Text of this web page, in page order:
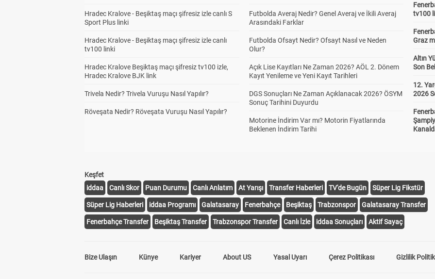
Hradec Kralove - Beşiktaş maçı şifresiz izle canlı S
Sport Plus linki
Hradec Kralove - Beşiktaş maçı şifresiz izle canlı
tv100 linki
Hradec Kralove Beşiktaş maçı şifresiz tv100 izle,
Hradec Kralove BJK link
Trivela Nedir? Trivela Vuruşu Nasıl Yapılır?
Röveşata Nedir? Röveşata Vuruşu Nasıl Yapılır?
Futbolda Averaj Nedir? Genel Averaj ve İkili Averaj
Arasındaki Farklar
Futbolda Ofsayt Nedir? Ofsayt Nasıl ve Neden
Olur?
Açık Lise Kayıtları Ne Zaman 2026? AÖL 2. Dönem
Kayıt Yenileme ve Yeni Kayıt Tarihleri
DGS Sonuçları Ne Zaman Açıklanacak 2026? ÖSYM
Sonuç Tarihini Duyurdu
Motorine İndirim Var mı? Motorin Fiyatlarında
Beklenen İndirim Tarihi
tv100
Graz
Altın
Son
12.
2026
Keşfet
iddaa
Canlı Skor Puan Durumu Canlı Anlatım At Yarışı Transfer Haberleri TV'de Bugün Süper Lig Fikstür
Süper Lig Haberleri iddaa Programı Galatasaray Fenerbahçe Beşiktaş Trabzonspor Galatasaray Transfer
Fenerbahçe Transfer Beşiktaş Transfer Trabzonspor Transfer Canlı İzle iddaa Sonuçları Aktif Sayaç
Bize Ulaşın Künye Kariyer About US Yasal Uyarı Çerez Politikası Gizlilik